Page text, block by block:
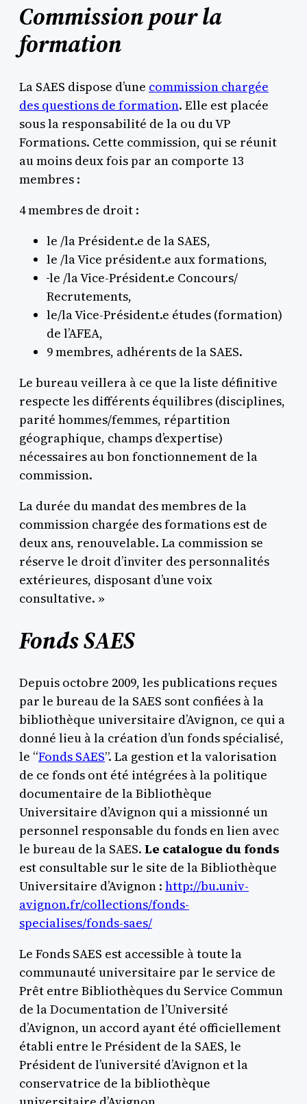
Commission pour la
formation
La SAES dispose d’une commission chargée
des questions de formation. Elle est placée
sous la responsabilité de la ou du VP
Formations. Cette commission, qui se réunit
au moins deux fois par an comporte 13
membres :
4 membres de droit :
le /la Président.e de la SAES,
le /la Vice président.e aux formations,
le /la Vice-Président.e Concours/
Recrutements,
le/la Vice-Président.e études (formation)
de l’AFEA,
9 membres, adhérents de la SAES.
Le bureau veillera à ce que la liste définitive
respecte les différents équilibres (disciplines,
parité hommes/femmes, répartition
géographique, champs d’expertise)
nécessaires au bon fonctionnement de la
commission.
La durée du mandat des membres de la
commission chargée des formations est de
deux ans, renouvelable. La commission se
réserve le droit d’inviter des personnalités
extérieures, disposant d’une voix
consultative. »
Fonds SAES
Depuis octobre 2009, les publications reçues
par le bureau de la SAES sont confiées à la
bibliothèque universitaire d’Avignon, ce qui a
donné lieu à la création d’un fonds spécialisé,
le “Fonds SAES”. La gestion et la valorisation
de ce fonds ont été intégrées à la politique
documentaire de la Bibliothèque
Universitaire d’Avignon qui a missionné un
personnel responsable du fonds en lien avec
le bureau de la SAES. Le catalogue du fonds
est consultable sur le site de la Bibliothèque
Universitaire d’Avignon : http://bu.univ-
avignon.fr/collections/fonds-
specialises/fonds-saes/
Le Fonds SAES est accessible à toute la
communauté universitaire par le service de
Prêt entre Bibliothèques du Service Commun
de la Documentation de l’Université
d’Avignon, un accord ayant été officiellement
établi entre le Président de la SAES, le
Président de l’université d’Avignon et la
conservatrice de la bibliothèque